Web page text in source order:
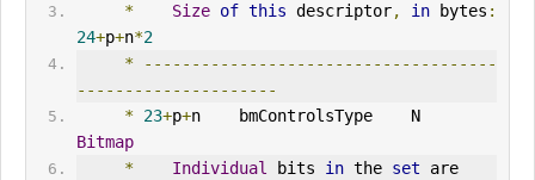
*
Size of this descriptor, in bytes :
24+p+n*2
*
-------------------------------------
---------------------
* 23+p+
n    bmControlsType    N
Bitmap
*
Individual bits in the set
are